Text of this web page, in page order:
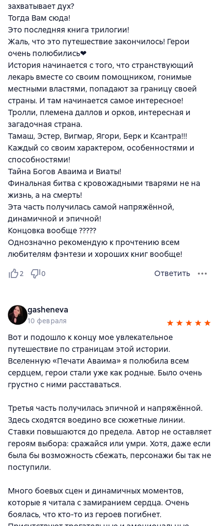
захватывает дух?
Тогда Вам сюда!
Это последняя книга трилогии!
Жаль, что это путешествие закончилось! Герои
очень полюбились❤
История начинается с того, что странствующий
лекарь вместе со своим помощником, гонимые
местными властями, попадают за границу своей
страны. И там начинается самое интересное!
Тролли, племена даллов и орков, интересная и
загадочная страна.
Тамаш, Эстер, Вигмар, Ягори, Берк и Ксантра!!!
Каждый со своим характером, особенностями и
способностями!
Тайна Богов Аваима и Виаты!
Финальная битва с кровожадными тварями не на
жизнь, а на смерть!
Эта часть получилась самой напряжённой,
динамичной и эпичной!
Концовка вообще ?????
Однозначно рекомендую к прочтению всем
любителям фэнтези и хороших книг вообще!
2 0 Ответить
gasheneva
10 февраля
Вот и подошло к концу мое увлекательное
путешествие по страницам этой истории.
Вселенную «Печати Аваима» я полюбила всем
сердцем, герои стали уже как родные. Было очень
грустно с ними расставаться.
Третья часть получилась эпичной и напряжённой.
Здесь сходятся воедино все сюжетные линии.
Ставки повышаются до предела. Автор не оставляет
героям выбора: сражайся или умри. Хотя, даже если
была бы возможность сбежать, персонажи бы так не
поступили.
Много боевых сцен и динамичных моментов,
которые я читала с замиранием сердца. Очень
боялась, что кто-то из героев погибнет.